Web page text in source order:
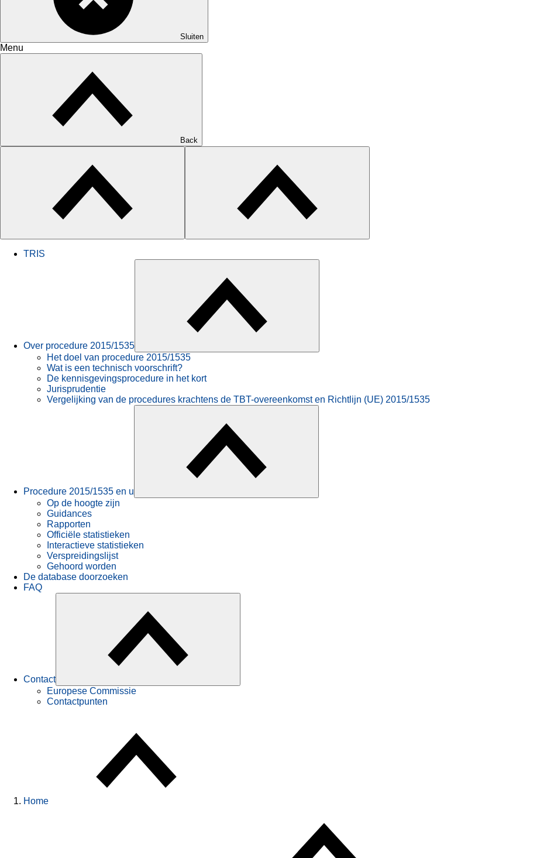
Sluiten
Menu
Back
TRIS
Over procedure 2015/1535
Het doel van procedure 2015/1535
Wat is een technisch voorschrift?
De kennisgevingsprocedure in het kort
Jurisprudentie
Vergelijking van de procedures krachtens de TBT-overeenkomst en Richtlijn (UE) 2015/1535
Procedure 2015/1535 en u
Op de hoogte zijn
Guidances
Rapporten
Officiële statistieken
Interactieve statistieken
Verspreidingslijst
Gehoord worden
De database doorzoeken
FAQ
Contact
Europese Commissie
Contactpunten
Home